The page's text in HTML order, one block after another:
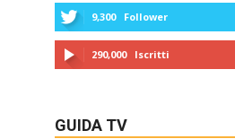
9,300 Follower
290,000 Iscritti
GUIDA TV